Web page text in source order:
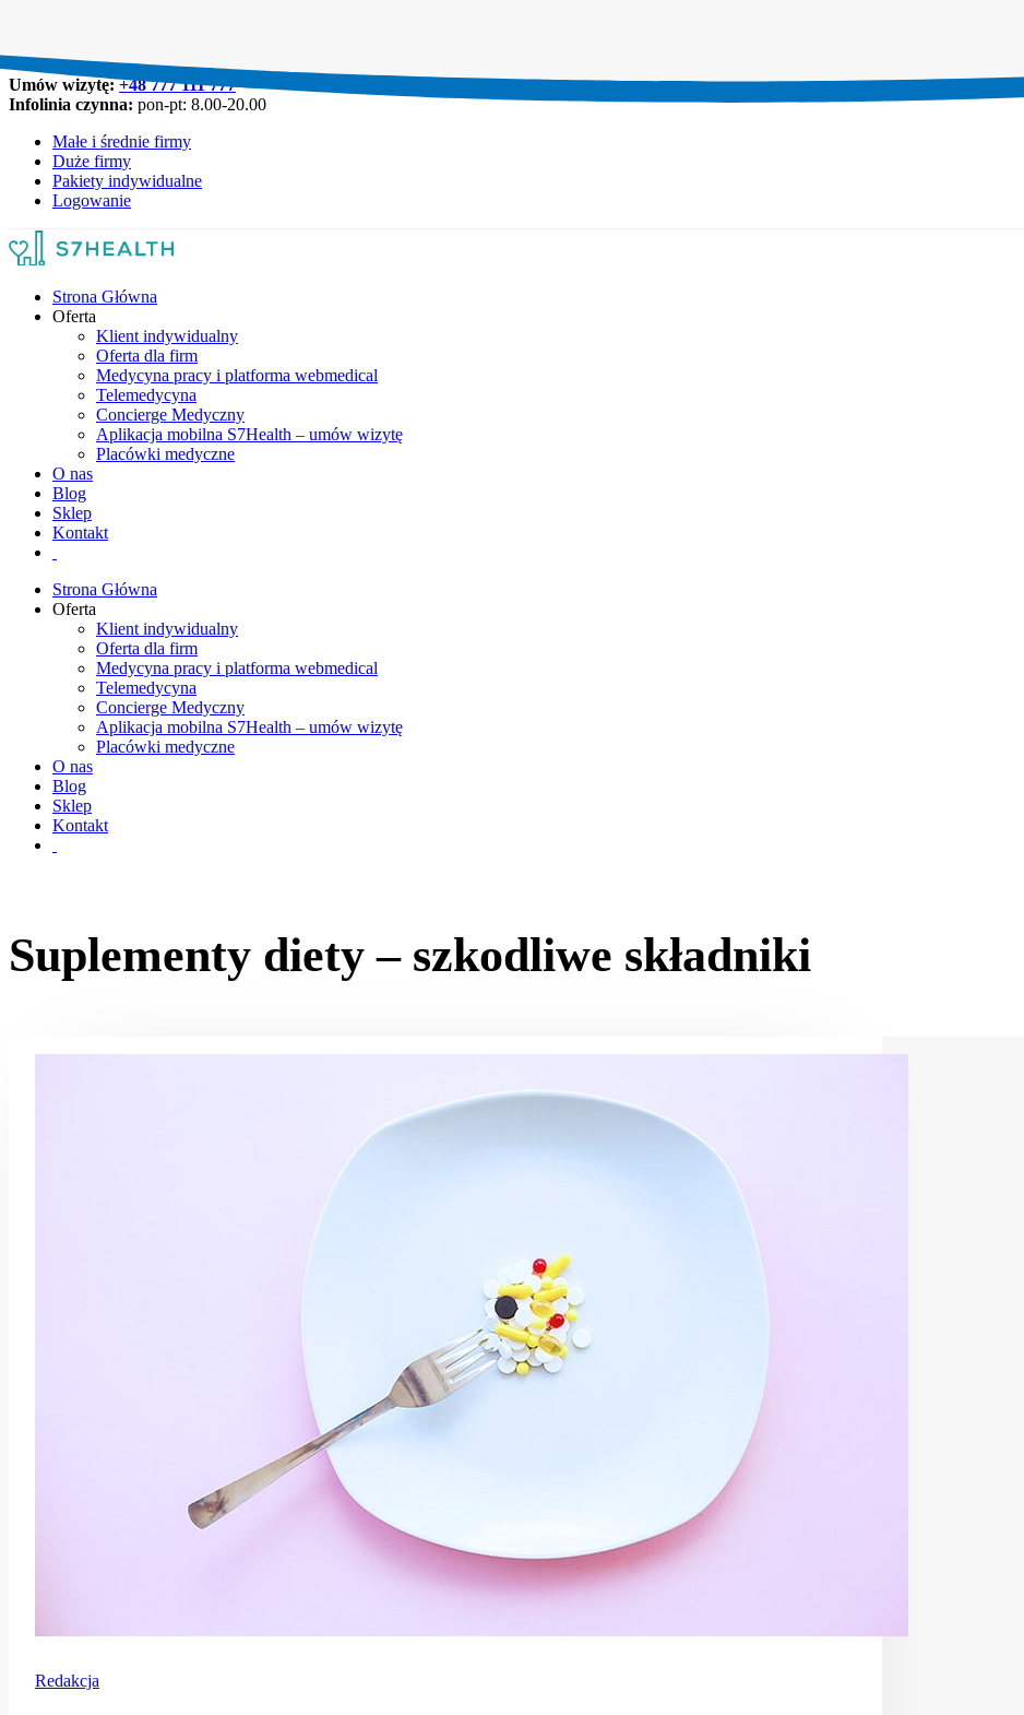
Umów wizytę:+48 777 111 777
Infolinia czynna: pon-pt: 8.00-20.00
Małe i średnie firmy
Duże firmy
Pakiety indywidualne
Logowanie
Strona Główna
Oferta
Klient indywidualny
Oferta dla firm
Medycyna pracy i platforma webmedical
Telemedycyna
Concierge Medyczny
Aplikacja mobilna S7Health – umów wizytę
Placówki medyczne
O nas
Blog
Sklep
Kontakt
Strona Główna
Oferta
Klient indywidualny
Oferta dla firm
Medycyna pracy i platforma webmedical
Telemedycyna
Concierge Medyczny
Aplikacja mobilna S7Health – umów wizytę
Placówki medyczne
O nas
Blog
Sklep
Kontakt
Suplementy diety – szkodliwe składniki
Redakcja